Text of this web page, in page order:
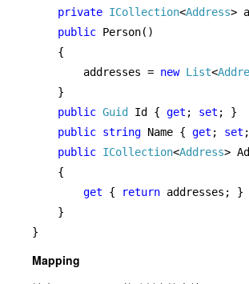
private ICollection<Address>
public Person()
    {
        addresses =
new List<
    }
public Guid Id { get ; set ; }
public string Name { get ; set
public ICollection<Address>
    {
get { return addresses; }
    }
}
Mapping